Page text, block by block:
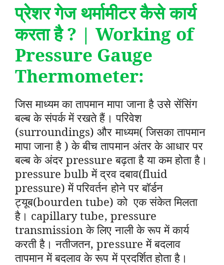
प्रेशर गेज थर्मामीटर कैसे कार्य
करता है ? | Working of
Pressure Gauge
Thermometer:
जिस माध्यम का तापमान मापा जाना है उसे सेंसिंग
बल्ब के संपर्क में रखते हैं। परिवेश
(surroundings) और माध्यम( जिसका तापमान
मापा जाना है ) के बीच तापमान अंतर के आधार पर
बल्ब के अंदर pressure बढ़ता है या कम होता है।
pressure bulb में द्रव दबाव(fluid
pressure) में परिवर्तन होने पर बॉर्डन
ट्यूब(bourden tube) को एक संकेत मिलता
है। capillary tube, pressure
transmission के लिए नाली के रूप में कार्य
करती है। नतीजतन, pressure में बदलाव
तापमान में बदलाव के रूप में प्रदर्शित होता है।